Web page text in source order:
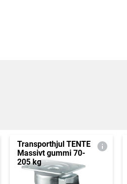
Transporthjul TENTE
Massivt gummi 70-
205 kg